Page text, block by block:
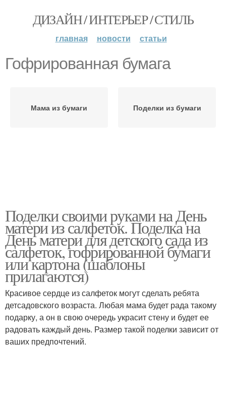
ДИЗАЙН / ИНТЕРЬЕР / СТИЛЬ
главная новости статьи
Гофрированная бумага
Мама из бумаги Поделки из бумаги
Поделки своими руками на День
матери из салфеток. Поделка на
День матери для детского сада из
салфеток, гофрированной бумаги
или картона (шаблоны
прилагаются)
Красивое сердце из салфеток могут сделать ребята
детсадовского возраста. Любая мама будет рада такому
подарку, а он в свою очередь украсит стену и будет ее
радовать каждый день. Размер такой поделки зависит от
ваших предпочтений.